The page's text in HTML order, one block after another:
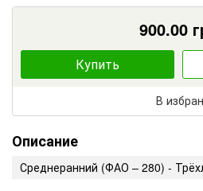
900.00
Купить
В
Описание
Среднеранний (ФАО – 280) -